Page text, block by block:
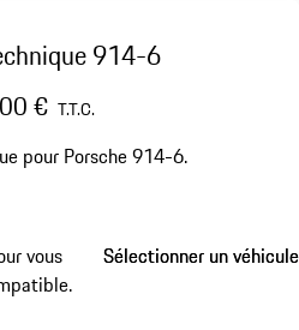
914-6
€ T.T.C.
pour Porsche 914-6.
vous
Sélectionner un véhicule
Sélectionner un véhicule